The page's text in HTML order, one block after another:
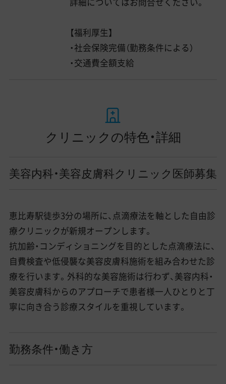
【福利厚生】
・社会保険完備（勤務条件による）
・交通費全額支給
クリニックの特色・詳細
美容内科・美容皮膚科クリニック医師募集
恵比寿駅徒歩3分の場所に、点滴療法を軸とした自由診
療クリニックが新規オープンします。
抗加齢・コンディショニングを目的とした点滴療法に、
自費検査や低侵襲な美容皮膚科施術を組み合わせた診
療を行います。外科的な美容施術は行わず、美容内科・
美容皮膚科からのアプローチで患者様一人ひとりと丁
寧に向き合う診療スタイルを重視しています。
勤務条件・働き方